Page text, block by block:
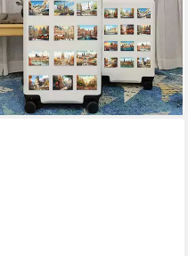
Auto Europäische Gebäude
32,95 €
lieferbar - in 5-6 Werktagen bei dir